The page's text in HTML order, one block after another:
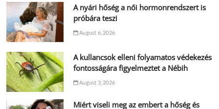
A nyári hőség a női hormonrendszert is
próbára teszi
August 6, 2026
A kullancsok elleni folyamatos védekezés
fontosságára figyelmeztet a Nébih
August 3, 2026
Miért viseli meg az embert a hőség és